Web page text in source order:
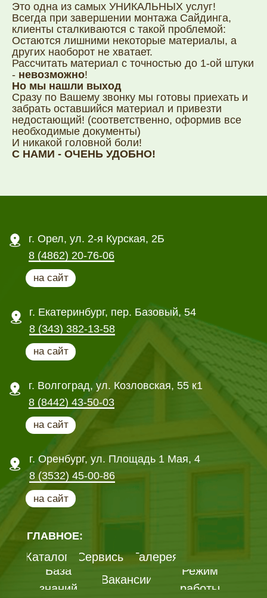
Это одна из самых УНИКАЛЬНЫХ услуг!
Всегда при завершении монтажа Сайдинга,
клиенты сталкиваются с такой проблемой:
Остаются лишними некоторые материалы, а
других наоборот не хватает.
Рассчитать материал с точностью до 1-ой штуки
- невозможно!
Но мы нашли выход
Сразу по Вашему звонку мы готовы приехать и
забрать оставшийся материал и привезти
недостающий! (соответственно, оформив все
необходимые документы)
И никакой головной боли!
С НАМИ - ОЧЕНЬ УДОБНО!
ознакомления и рассчитаны как средние цены по
регионам, где представлены офисы продаж Фасад
Маркет.
Сайт orel.fasadmarket.com носит исключительно
информационный характер и ни при каких условиях
не является публичной офертой, определяемой
положениями ГК РФ.Подробнее
Точные цены и окончательная стоимость заказа будет
рассчитана менеджером по Вашему городу. Для
получения подробной информации о наличии,
стоимости материалов, характеристиках, пожалуйста,
обращайтесь вофисы продаж.